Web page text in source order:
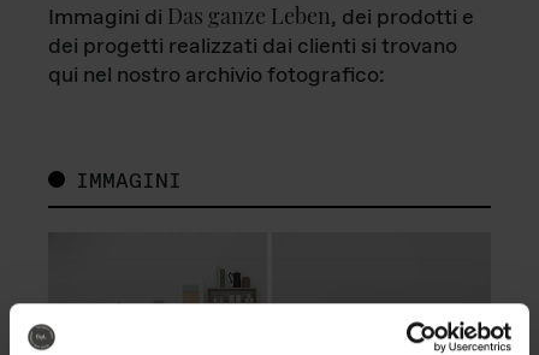
Immagini di Das ganze Leben, dei prodotti e
dei progetti realizzati dai clienti si trovano
qui nel nostro archivio fotografico:
IMMAGINI